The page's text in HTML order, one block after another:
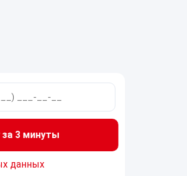
3 минуты
данных